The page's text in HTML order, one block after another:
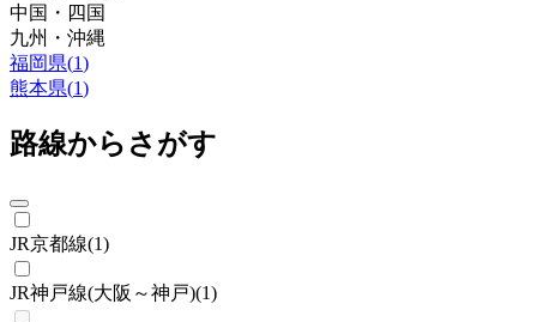
中国・四国
九州・沖縄
福岡県(1)
熊本県(1)
路線からさがす
JR京都線(1)
JR神戸線(大阪～神戸)(1)